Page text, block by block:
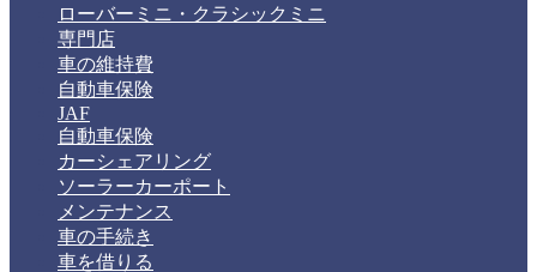
ローバーミニ・クラシックミニ
専門店
車の維持費
自動車保険
JAF
自動車保険
カーシェアリング
ソーラーカーポート
メンテナンス
車の手続き
車を借りる